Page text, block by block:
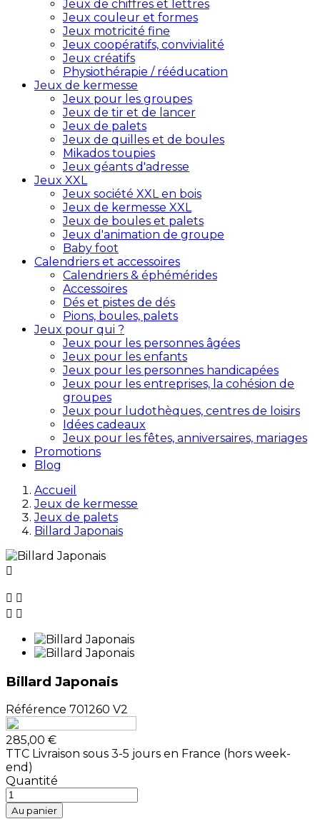
Jeux de chiffres et lettres
Jeux couleur et formes
Jeux motricité fine
Jeux coopératifs, convivialité
Jeux créatifs
Physiothérapie / rééducation
Jeux de kermesse
Jeux pour les groupes
Jeux de tir et de lancer
Jeux de palets
Jeux de quilles et de boules
Mikados toupies
Jeux géants d'adresse
Jeux XXL
Jeux société XXL en bois
Jeux de kermesse XXL
Jeux de boules et palets
Jeux d'animation de groupe
Baby foot
Calendriers et accessoires
Calendriers & éphémérides
Accessoires
Dés et pistes de dés
Pions, boules, palets
Jeux pour qui ?
Jeux pour les personnes âgées
Jeux pour les enfants
Jeux pour les personnes handicapées
Jeux pour les entreprises, la cohésion de
groupes
Jeux pour ludothèques, centres de loisirs
Idées cadeaux
Jeux pour les fêtes, anniversaires, mariages
Promotions
Blog
Accueil
Jeux de kermesse
Jeux de palets
Billard Japonais

 
 
Billard Japonais
Référence 701260 V2
285,00 €
TTC Livraison sous 3-5 jours en France (hors week-
end)
Quantité
Au panier